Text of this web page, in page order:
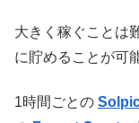
大きく稼ぐことは
に貯めることが可
1時間ごとの